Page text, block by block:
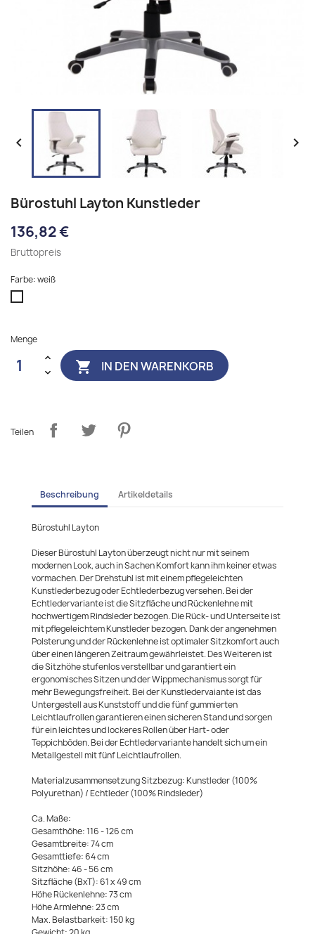
 
Bürostuhl Layton Kunstleder
136,82 €
Bruttopreis
Farbe: weiß
weiß
Menge
 IN DEN WARENKORB
Teilen
Beschreibung Artikeldetails
Bürostuhl Layton
Dieser Bürostuhl Layton überzeugt nicht nur mit seinem
modernen Look, auch in Sachen Komfort kann ihm keiner etwas
vormachen. Der Drehstuhl ist mit einem pflegeleichten
Kunstlederbezug oder Echtlederbezug versehen. Bei der
Echtledervariante ist die Sitzfläche und Rückenlehne mit
hochwertigem Rindsleder bezogen. Die Rück- und Unterseite ist
mit pflegeleichtem Kunstleder bezogen. Dank der angenehmen
Polsterung und der Rückenlehne ist optimaler Sitzkomfort auch
über einen längeren Zeitraum gewährleistet. Des Weiteren ist
die Sitzhöhe stufenlos verstellbar und garantiert ein
ergonomisches Sitzen und der Wippmechanismus sorgt für
mehr Bewegungsfreiheit. Bei der Kunstledervaiante ist das
Untergestell aus Kunststoff und die fünf gummierten
Leichtlaufrollen garantieren einen sicheren Stand und sorgen
für ein leichtes und lockeres Rollen über Hart- oder
Teppichböden. Bei der Echtledervariante handelt sich um ein
Metallgestell mit fünf Leichtlaufrollen.
Materialzusammensetzung Sitzbezug: Kunstleder (100%
Polyurethan) / Echtleder (100% Rindsleder)
Ca. Maße:
Gesamthöhe: 116 - 126 cm
Gesamtbreite: 74 cm
Gesamttiefe: 64 cm
Sitzhöhe: 46 - 56 cm
Sitzfläche (BxT): 61 x 49 cm
Höhe Rückenlehne: 73 cm
Höhe Armlehne: 23 cm
Max. Belastbarkeit: 150 kg